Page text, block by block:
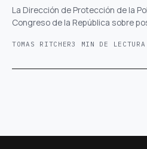
La Dirección de Protección de la
Congreso de la República sobre
TOMAS RITCHER3 MIN DE LECTURA